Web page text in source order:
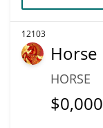
12103
Horse
HORSE
$